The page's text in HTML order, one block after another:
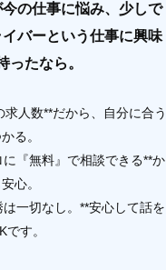
の仕事に悩み、少しで
バーという仕事に興味
ったなら。
求人数**だから、自分に合う
る。
に『無料』で相談できる**か
心。
一切なし。**安心して話を
す。